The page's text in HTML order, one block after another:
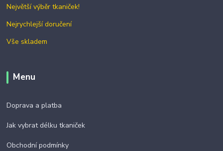
Největší výběr tkaniček!
Nejrychlejší doručení
Vše skladem
Menu
Doprava a platba
Jak vybrat délku tkaniček
Obchodní podmínky